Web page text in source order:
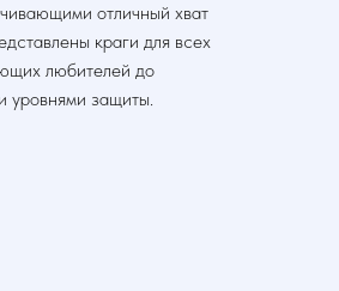
отличный хват
краги для всех
любителей до
уровнями защиты.